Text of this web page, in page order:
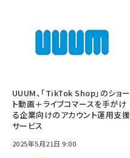
UUUM、「TikTok Shop」のショー
ト動画＋ライブコマースを手がけ
る企業向けのアカウント運用支援
サービス
2025年5月21日 9:00